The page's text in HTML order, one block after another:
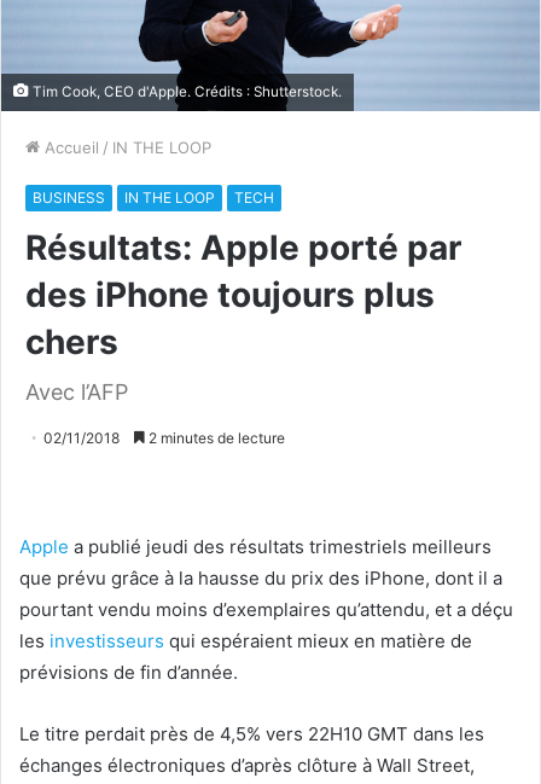
Tim Cook, CEO d'Apple. Crédits : Shutterstock.
Accueil / IN THE LOOP
BUSINESS IN THE LOOP TECH
Résultats: Apple porté par
des iPhone toujours plus
chers
Avec l’AFP
02/11/2018 2 minutes de lecture
Apple a publié jeudi des résultats trimestriels meilleurs
que prévu grâce à la hausse du prix des iPhone, dont il a
pourtant vendu moins d’exemplaires qu’attendu, et a déçu
les investisseurs qui espéraient mieux en matière de
prévisions de fin d’année.
Le titre perdait près de 4,5% vers 22H10 GMT dans les
échanges électroniques d’après clôture à Wall Street,